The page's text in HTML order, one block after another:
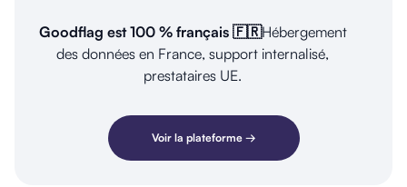
Goodflag est 100 % français 🇫🇷Hébergement
des données en France, support internalisé,
prestataires UE.
Voir la plateforme →